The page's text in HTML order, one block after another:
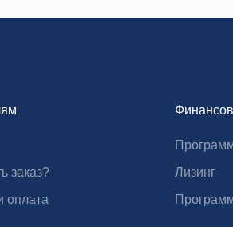
наблюдать за рабочим
заказ?
оплата
Лизинг